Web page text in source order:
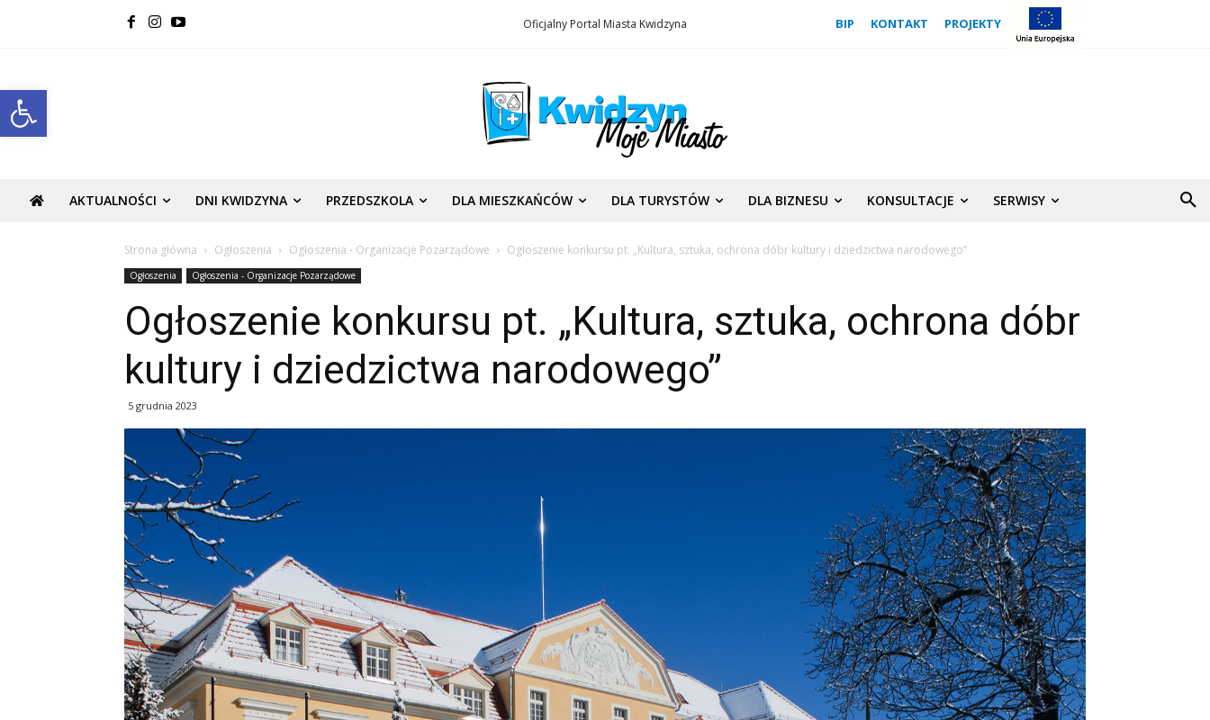
Open toolbar
Oficjalny Portal Miasta Kwidzyna BIP KONTAKT PROJEKTY
AKTUALNOŚCI DNI KWIDZYNA PRZEDSZKOLA DLA MIESZKAŃCÓW DLA TURYSTÓW DLA BIZNESU KONSULTACJE SERWISY
Strona główna Ogłoszenia Ogłoszenia - Organizacje Pozarządowe Ogłoszenie konkursu pt. „Kultura, sztuka, ochrona dóbr kultury i dziedzictwa narodowego”
Ogłoszenia Ogłoszenia - Organizacje Pozarządowe
Ogłoszenie konkursu pt. „Kultura, sztuka, ochrona dóbr
kultury i dziedzictwa narodowego”
5 grudnia 2023